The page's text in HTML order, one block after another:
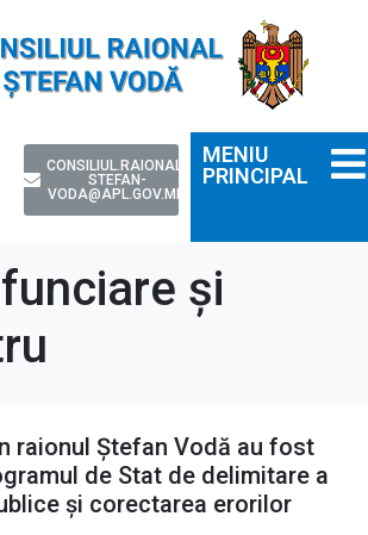
CONSILIUL.RAIONAL-
STEFAN-
VODA@APL.GOV.MD
MENIU
PRINCIPAL
și
raionul Ștefan Vodă au fost
de Stat de delimitare a
și corectarea erorilor